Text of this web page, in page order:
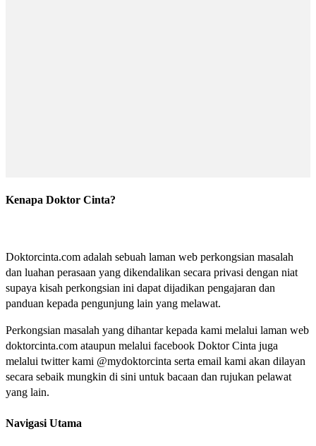
Kenapa Doktor Cinta?
Doktorcinta.com adalah sebuah laman web perkongsian masalah
dan luahan perasaan yang dikendalikan secara privasi dengan niat
supaya kisah perkongsian ini dapat dijadikan pengajaran dan
panduan kepada pengunjung lain yang melawat.
Perkongsian masalah yang dihantar kepada kami melalui laman web
doktorcinta.com ataupun melalui facebook Doktor Cinta juga
melalui twitter kami @mydoktorcinta serta email kami akan dilayan
secara sebaik mungkin di sini untuk bacaan dan rujukan pelawat
yang lain.
Navigasi Utama